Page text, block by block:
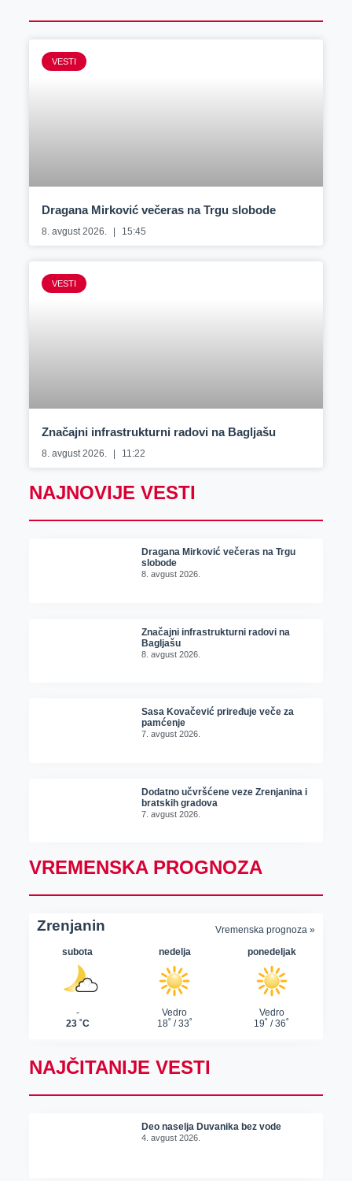
VESTI
Dragana Mirković večeras na Trgu slobode
8. avgust 2026. 15:45
VESTI
Značajni infrastrukturni radovi na Bagljašu
8. avgust 2026. 11:22
NAJNOVIJE VESTI
Dragana Mirković večeras na Trgu
slobode
8. avgust 2026.
Značajni infrastrukturni radovi na
Bagljašu
8. avgust 2026.
Sasa Kovačević priređuje veče za
pamćenje
7. avgust 2026.
Dodatno učvršćene veze Zrenjanina i
bratskih gradova
7. avgust 2026.
VREMENSKA PROGNOZA
NAJČITANIJE VESTI
Deo naselja Duvanika bez vode
4. avgust 2026.